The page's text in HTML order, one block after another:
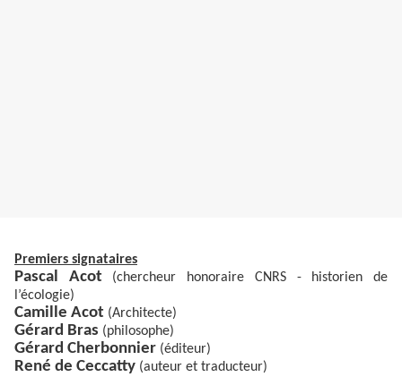
Premiers signataires
Pascal Acot (chercheur honoraire CNRS - historien de
l’écologie)
Camille Acot (Architecte)
Gérard Bras (philosophe)
Gérard Cherbonnier (éditeur)
René de Ceccatty (auteur et traducteur)